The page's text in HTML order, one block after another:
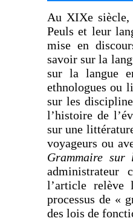
Au XIXe siècle,
Peuls et leur
mise en
savoir sur la
sur la langue
ethnologues ou
sur les
l’histoire de
sur une
voyageurs ou
Grammaire
administrateur
l’article relève
processus de «
des lois de